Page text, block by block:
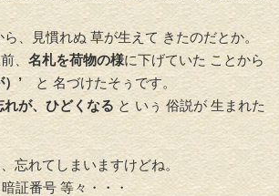
、見慣れぬ 草が生えて きたのだとか。
、 名札を荷物の様に下げていた ことから
）’
と 名づけたそぅです。
れが、ひどくなると いぅ 俗説が 生まれた
忘れてしまいますけどね。
証番号 等々・・・
介護リ